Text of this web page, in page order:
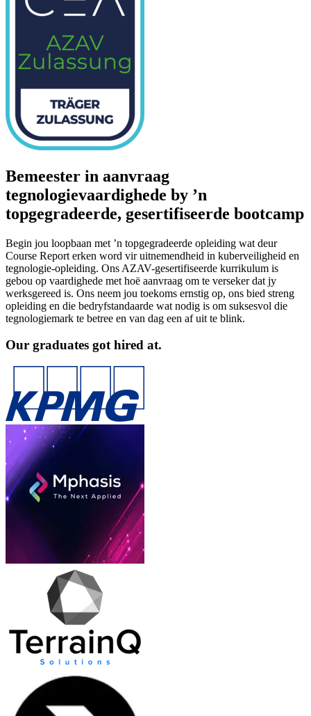
Bemeester in aanvraag
tegnologievaardighede by ’n
topgegradeerde, gesertifiseerde bootcamp
Begin jou loopbaan met ’n topgegradeerde opleiding wat deur
Course Report erken word vir uitnemendheid in kuberveiligheid en
tegnologie-opleiding. Ons AZAV-gesertifiseerde kurrikulum is
gebou op vaardighede met hoë aanvraag om te verseker dat jy
werksgereed is. Ons neem jou toekoms ernstig op, ons bied streng
opleiding en die bedryfstandaarde wat nodig is om suksesvol die
tegnologiemark te betree en van dag een af uit te blink.
Our graduates got hired at.